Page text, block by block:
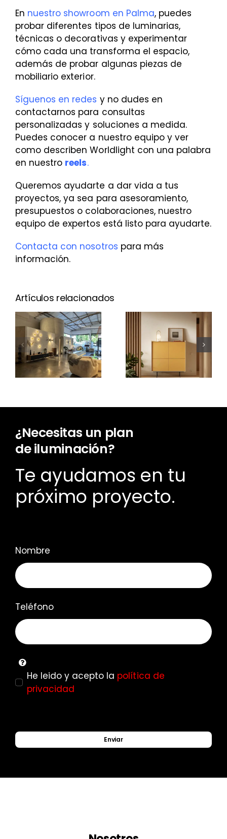
En nuestro showroom en Palma, puedes
probar diferentes tipos de luminarias,
técnicas o decorativas y experimentar
cómo cada una transforma el espacio,
además de probar algunas piezas de
mobiliario exterior.
Síguenos en redes y no dudes en
contactarnos para consultas
personalizadas y soluciones a medida.
Puedes conocer a nuestro equipo y ver
como describen Worldlight con una palabra
en nuestro reels.
Queremos ayudarte a dar vida a tus
proyectos, ya sea para asesoramiento,
presupuestos o colaboraciones, nuestro
equipo de expertos está listo para ayudarte.
Contacta con nosotros para más
información.
Artículos relacionados
¿Cuánto
cuesta un
proyecto
de
iluminación?
Nuevo Aura
Open
Frame
¿Necesitas un plan
de iluminación?
Te ayudamos en tu
próximo proyecto.
Nombre
Teléfono
He leido y acepto la política de
privacidad
Enviar